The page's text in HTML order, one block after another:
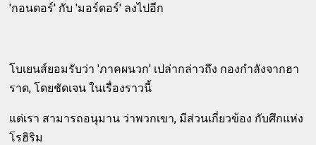
'กอนดอร์' กับ 'มอร์ดอร์' ลงไปอีก
โบเยนส์ยอมรับว่า 'ภาคผนวก' เปล่ากล่าวถึง กองกำลังจากฮา
ราด, โดยชัดเจน ในเรื่องราวนี้
แต่เรา สามารถอนุมาน ว่าพวกเขา, มีส่วนเกี่ยวข้อง กับศึกแห่ง
โรฮิริม